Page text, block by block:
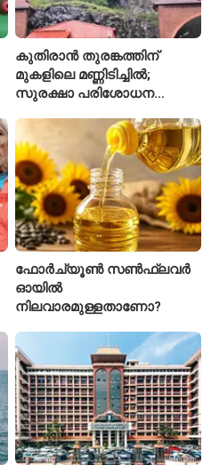
കുതിരാൻ തുരങ്കത്തിന്
മുകളിലെ മണ്ണിടിച്ചിൽ;
സുരക്ഷാ പരിശോധന
ഫോർച്യൂൺ സൺഫ്ലവർ
ഓയിൽ
നിലവാരമുള്ളതാണോ?